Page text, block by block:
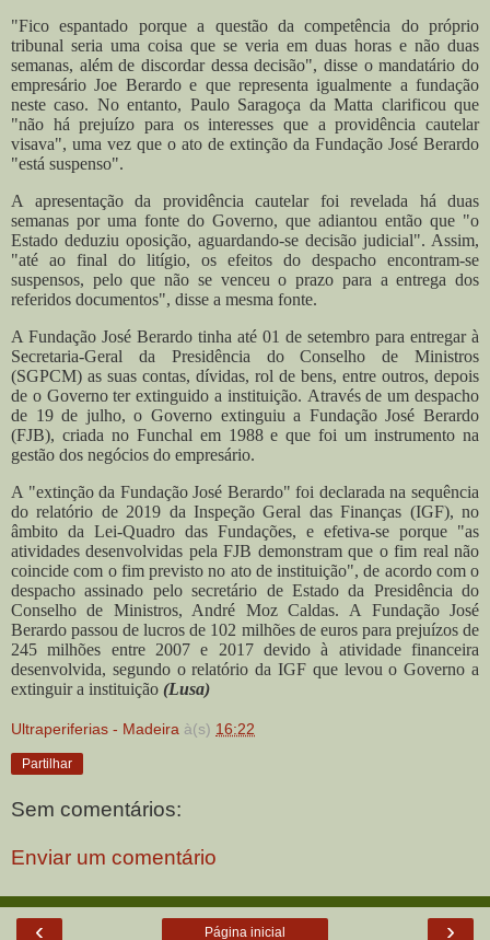
"Fico espantado porque a questão da competência do próprio
tribunal seria uma coisa que se veria em duas horas e não duas
semanas, além de discordar dessa decisão", disse o mandatário do
empresário Joe Berardo e que representa igualmente a fundação
neste caso. No entanto, Paulo Saragoça da Matta clarificou que
"não há prejuízo para os interesses que a providência cautelar
visava", uma vez que o ato de extinção da Fundação José Berardo
"está suspenso".
A apresentação da providência cautelar foi revelada há duas
semanas por uma fonte do Governo, que adiantou então que "o
Estado deduziu oposição, aguardando-se decisão judicial". Assim,
"até ao final do litígio, os efeitos do despacho encontram-se
suspensos, pelo que não se venceu o prazo para a entrega dos
referidos documentos", disse a mesma fonte.
A Fundação José Berardo tinha até 01 de setembro para entregar à
Secretaria-Geral da Presidência do Conselho de Ministros
(SGPCM) as suas contas, dívidas, rol de bens, entre outros, depois
de o Governo ter extinguido a instituição. Através de um despacho
de 19 de julho, o Governo extinguiu a Fundação José Berardo
(FJB), criada no Funchal em 1988 e que foi um instrumento na
gestão dos negócios do empresário.
A "extinção da Fundação José Berardo" foi declarada na sequência
do relatório de 2019 da Inspeção Geral das Finanças (IGF), no
âmbito da Lei-Quadro das Fundações, e efetiva-se porque "as
atividades desenvolvidas pela FJB demonstram que o fim real não
coincide com o fim previsto no ato de instituição", de acordo com o
despacho assinado pelo secretário de Estado da Presidência do
Conselho de Ministros, André Moz Caldas. A Fundação José
Berardo passou de lucros de 102 milhões de euros para prejuízos de
245 milhões entre 2007 e 2017 devido à atividade financeira
desenvolvida, segundo o relatório da IGF que levou o Governo a
extinguir a instituição (Lusa)
Ultraperiferias - Madeira à(s) 16:22
Partilhar
Sem comentários:
Enviar um comentário
‹ ›
Página inicial